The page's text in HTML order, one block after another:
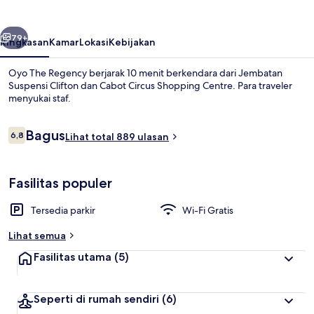
Berikutnya
79+
RingkasanKamarLokasiKebijakan
Oyo The Regency berjarak 10 menit berkendara dari Jembatan
Suspensi Clifton dan Cabot Circus Shopping Centre. Para traveler
menyukai staf.
Ulasan
6,86,8 dari 10
BagusLihat total 889 ulasan
Fasilitas populer
Tersedia parkir
Wi-Fi Gratis
Lihat semua
Fasilitas utama (5)
Seperti di rumah sendiri (6)